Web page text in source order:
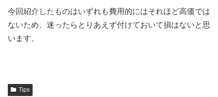
今回紹介したものはいずれも費用的にはそれほど高価では
ないため、迷ったらとりあえず付けておいて損はないと思
います。
Tips